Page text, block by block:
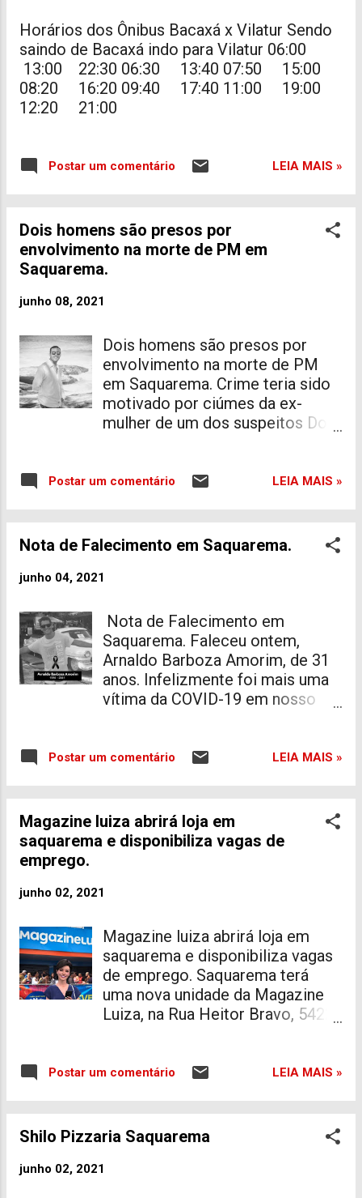
Horários dos Ônibus Bacaxá x Vilatur Sendo
saindo de Bacaxá indo para Vilatur 06:00
13:00 22:30 06:30 13:40 07:50 15:00
08:20 16:20 09:40 17:40 11:00 19:00
12:20 21:00
Postar um comentário LEIA MAIS »
Dois homens são presos por
envolvimento na morte de PM em
Saquarema.
junho 08, 2021
Dois homens são presos por
envolvimento na morte de PM
em Saquarema. Crime teria sido
motivado por ciúmes da ex-
mulher de um dos suspeitos Dois
suspeitos de envolvimento na
Rosa, conhecido como cabo
Duarte. O crime aconteceu na
Estrada Bonsucesso, Estância
Moinho de Ouro, em Saquarema,
segunda-feira. Segundo as
investigações, o assassinato
teria sido motivado por ciúmes
da ex-mulher de um dos
envolvidos. Cabo Duarte, que era
quando dois homens entraram no
resistiu aos ferimentos e morreu
no local. A ocorrência foi
registrada na 124ªDP
(Saquarema).
Postar um comentário LEIA MAIS »
Nota de Falecimento em Saquarema.
junho 04, 2021
Nota de Falecimento em
Saquarema. Faleceu ontem,
Arnaldo Barboza Amorim, de 31
anos. Infelizmente foi mais uma
vítima da COVID-19 em nosso
tinha uma oficina mecânica com
em Bacaxá. De acordo com os
familiares, Arnaldo não tinha
nenhum problema de saúde. O
falecido deixa uma filha bebê que
Nossos sentimentos aos amigos
Postar um comentário LEIA MAIS »
Magazine luiza abrirá loja em
saquarema e disponibiliza vagas de
emprego.
junho 02, 2021
Magazine luiza abrirá loja em
saquarema e disponibiliza vagas
de emprego. Saquarema terá
uma nova unidade da Magazine
Luiza, na Rua Heitor Bravo, 5422,
disponíveis: vendedor assistente
vendas pleno assistente de
vendas sênior líder de estoque
assistente de loja montador
auxiliar de limpeza Para deixar o
Postar um comentário LEIA MAIS »
Shilo Pizzaria Saquarema
junho 02, 2021